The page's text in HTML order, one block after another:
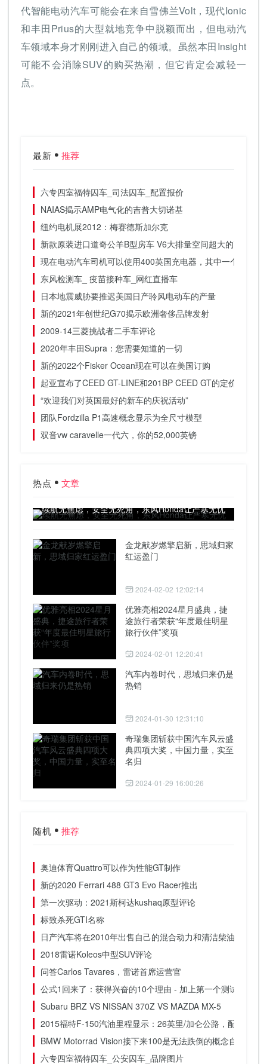
代智能电动汽车可能会在来自雪佛兰Volt，现代Ionic
和丰田Prius的大型就地竞争中脱颖而出，但电动汽
车领域本身才刚刚进入自己的领域。虽然本田Insight
可能不会消除SUV的购买热潮，但它肯定会减轻一
点。
最新 推荐
六专四室福特囚车_司法囚车_配置报价
NAIAS揭示AMP电气化的吉普大切诺基
纽约电机展2012：梅赛德斯加尔克
新款原装进口道奇公羊B型房车 V6大排量空间超大的商旅两
现在电动汽车司机可以使用400英国充电器，其中一个应用程
东风检测车_ 疫苗接种车_网红直播车
日本地震威胁要推迟美国日产聆风电动车的产量
新的2021年创世纪G70揭示欧洲奢侈品牌发射
2009-14三菱挑战者二手车评论
2020年丰田Supra：您需要知道的一切
新的2022个Fisker Ocean现在可以在美国订购
起亚宣布了CEED GT-LINE和201BP CEED GT的定价
“欢迎我们对英国最好的新车的庆祝活动”
团队Fordzilla P1高速概念显示为全尺寸模型
双音vw caravelle一代六，你的52,000英镑
热点 文章
续航无焦虑，安全无死角，东风Honda让严寒无忧
金龙献岁燃擎启新，思域归家
红运盈门
2024-02-02 12:02:14
优雅亮相2024星月盛典，捷
途旅行者荣获“年度最佳明星
旅行伙伴”奖项
2024-02-01 12:20:41
汽车内卷时代，思域归来仍是
热销
2024-01-30 12:31:10
奇瑞集团斩获中国汽车风云盛
典四项大奖，中国力量，实至
名归
2024-01-29 16:00:26
随机 推荐
奥迪体育Quattro可以作为性能GT制作
新的2020 Ferrari 488 GT3 Evo Racer推出
第一次驱动：2021斯柯达kushaq原型评论
标致杀死GTI名称
日产汽车将在2010年出售自己的混合动力和清洁柴油
2018雷诺Koleos中型SUV评论
问答Carlos Tavares，雷诺首席运营官
公式1回来了：获得兴奋的10个理由 - 加上第一个测试图片库
Subaru BRZ VS NISSAN 370Z VS MAZDA MX-5
2015福特F-150汽油里程显示：26英里/加仑公路，配备2.7
BMW Motorrad Vision接下来100是无法跌倒的概念自行车
六专四室福特囚车_公安囚车_品牌图片